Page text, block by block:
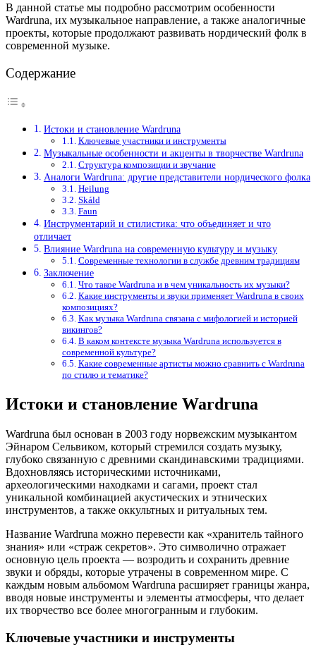
В данной статье мы подробно рассмотрим особенности
Wardruna, их музыкальное направление, а также аналогичные
проекты, которые продолжают развивать нордический фолк в
современной музыке.
Содержание
Истоки и становление Wardruna
Ключевые участники и инструменты
Музыкальные особенности и акценты в творчестве Wardruna
Структура композиции и звучание
Аналоги Wardruna: другие представители нордического фолка
Heilung
Skáld
Faun
Инструментарий и стилистика: что объединяет и что
отличает
Влияние Wardruna на современную культуру и музыку
Современные технологии в службе древним традициям
Заключение
Что такое Wardruna и в чем уникальность их музыки?
Какие инструменты и звуки применяет Wardruna в своих
композициях?
Как музыка Wardruna связана с мифологией и историей
викингов?
В каком контексте музыка Wardruna используется в
современной культуре?
Какие современные артисты можно сравнить с Wardruna
по стилю и тематике?
Истоки и становление Wardruna
Wardruna был основан в 2003 году норвежским музыкантом
Эйнаром Сельвиком, который стремился создать музыку,
глубоко связанную с древними скандинавскими традициями.
Вдохновляясь историческими источниками,
археологическими находками и сагами, проект стал
уникальной комбинацией акустических и этнических
инструментов, а также оккультных и ритуальных тем.
Название Wardruna можно перевести как «хранитель тайного
знания» или «страж секретов». Это символично отражает
основную цель проекта — возродить и сохранить древние
звуки и обряды, которые утрачены в современном мире. С
каждым новым альбомом Wardruna расширяет границы жанра,
вводя новые инструменты и элементы атмосферы, что делает
их творчество все более многогранным и глубоким.
Ключевые участники и инструменты